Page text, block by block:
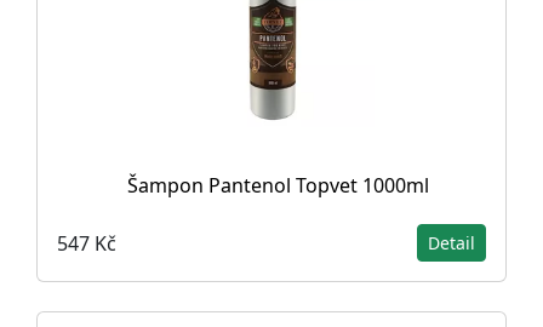
Šampon Pantenol Topvet 1000ml
547 Kč Detail